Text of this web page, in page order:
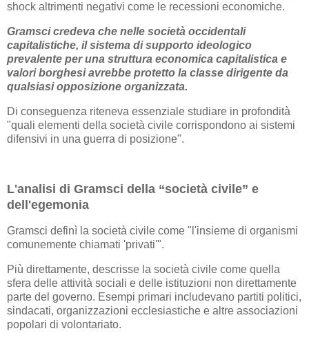
shock altrimenti negativi come le recessioni economiche.
Gramsci credeva che nelle società occidentali
capitalistiche, il sistema di supporto ideologico
prevalente per una struttura economica capitalistica e
valori borghesi avrebbe protetto la classe dirigente da
qualsiasi opposizione organizzata.
Di conseguenza riteneva essenziale studiare in profondità
"quali elementi della società civile corrispondono ai sistemi
difensivi in ​​una guerra di posizione".
L'analisi di Gramsci della “società civile” e
dell'egemonia
Gramsci definì la società civile come "l'insieme di organismi
comunemente chiamati 'privati'".
Più direttamente, descrisse la società civile come quella
sfera delle attività sociali e delle istituzioni non direttamente
parte del governo. Esempi primari includevano partiti politici,
sindacati, organizzazioni ecclesiastiche e altre associazioni
popolari di volontariato.